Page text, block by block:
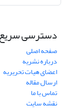
دسترسی
صفحه اصلی
درباره نشریه
اعضای هیات تحریریه
ارسال مقاله
تماس با ما
نقشه سایت